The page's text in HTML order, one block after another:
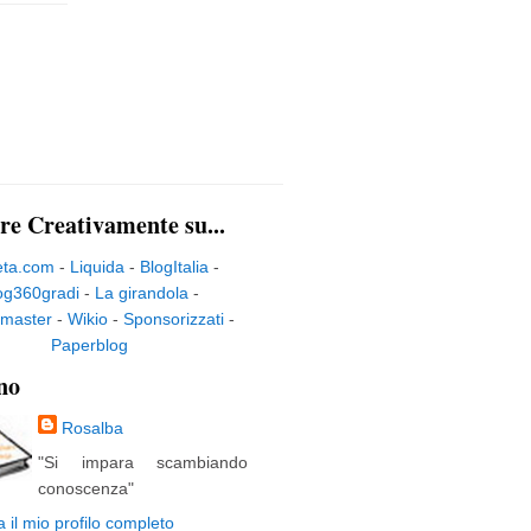
Creativamente su...
- Liquida - BlogItalia -
- La girandola -
- Wikio- Sponsorizzati-
Paperblog
Rosalba
"Si impara scambiando
conoscenza"
il mio profilo completo